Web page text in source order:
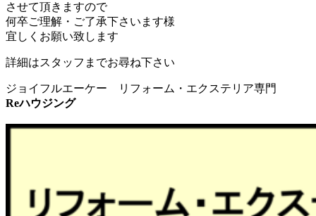
させて頂きますので
何卒ご理解・ご了承下さいます様
宜しくお願い致します
詳細はスタッフまでお尋ね下さい
ジョイフルエーケー リフォーム・エクステリア専門
Reハウジング